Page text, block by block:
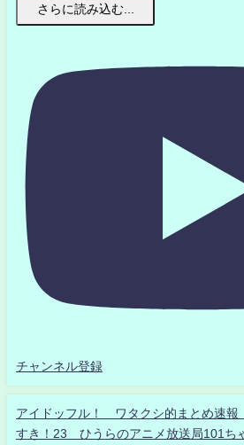
さらに読み込む...
チャンネル登録
アイドッフル！ ワタクシ的まとめ速
すき！23 ひうらのアニメ放送局101ち